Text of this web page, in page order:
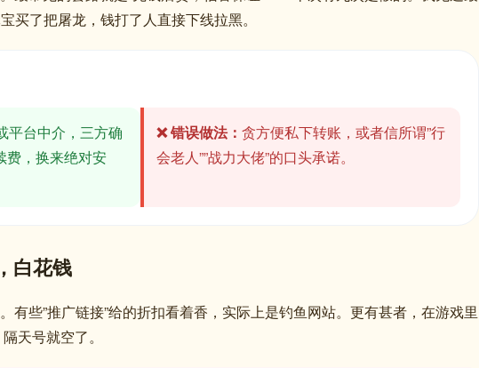
买了把屠龙，钱打了人直接下线拉黑。
平台中介，三方确
费，换来绝对安
❌ 错误做法：贪方便私下转账，或者信所谓”行
会老人””战力大佬”的口头承诺。
白花钱
有些”推广链接”给的折扣看着香，实际上是钓鱼网站。更有甚者，在游戏里
天号就空了。